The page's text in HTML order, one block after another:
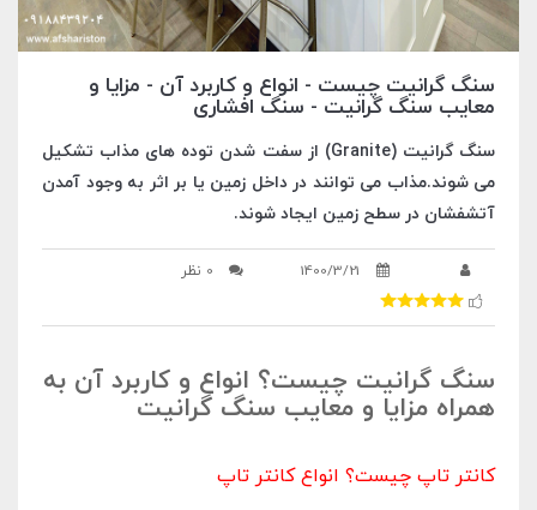
سنگ گرانیت چیست - انواع و کاربرد آن - مزایا و
معایب سنگ گرانیت - سنگ افشاری
سنگ گرانیت (Granite) از سفت شدن توده های مذاب تشکیل
می شوند.مذاب می توانند در داخل زمین یا بر اثر به وجود آمدن
آتشفشان در سطح زمین ایجاد شوند.
1400/3/21 0 نظر
سنگ گرانیت چیست؟ انواع و کاربرد آن به
همراه مزایا و معایب سنگ گرانیت
کانتر تاپ چیست؟ انواع کانتر تاپ